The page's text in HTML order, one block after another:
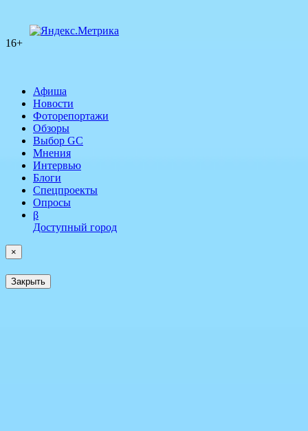
16+
Афиша
Новости
Фоторепортажи
Обзоры
Выбор GC
Мнения
Интервью
Блоги
Спецпроекты
Опросы
β
Доступный город
×
Закрыть